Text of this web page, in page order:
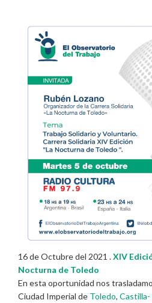
16 de Octubre del 2021 .XIV
Nocturna de Toledo
En esta oportunidad nos
Ciudad Imperial de Toledo, Castilla-